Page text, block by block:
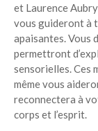
et Laurence
vous guideront à
apaisantes. Vous
permettront
sensorielles. Ces
même vous
reconnectera à
corps et l’esprit.